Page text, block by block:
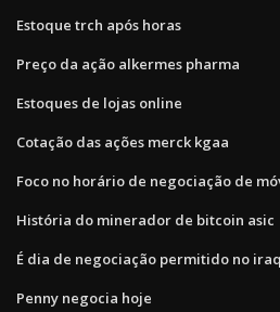
Estoque trch após horas
Preço da ação alkermes pharma
Estoques de lojas online
Cotação das ações merck kgaa
Foco no horário de negociação de
História do minerador de bitcoin asic
É dia de negociação permitido no
Penny negocia hoje